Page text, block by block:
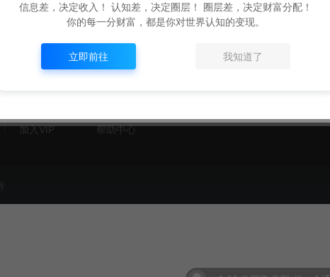
快捷导航
加入VIP
帮助中心
关于我们
信息差，决定收入！ 认知差，决定圈层！ 圈层差，决定财富分配！
你的每一分财富，都是你对世界认知的变现。
立即前往 我知道了